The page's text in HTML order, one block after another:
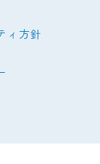
ィ方針